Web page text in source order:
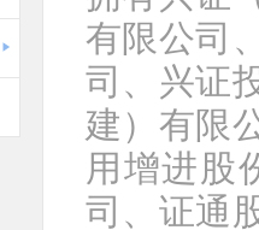
有限公司
司、兴证
建）有限
用增进股
司、证通